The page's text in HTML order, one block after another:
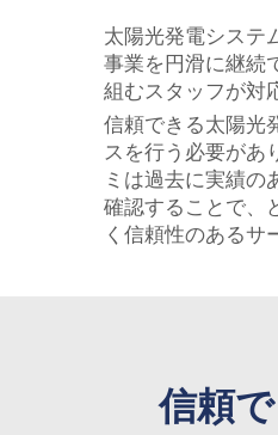
太陽光発電システ
事業を円滑に継続
組むスタッフが対
信頼できる太陽光
スを行う必要があ
ミは過去に実績の
確認することで、
く信頼性のあるサ
信頼